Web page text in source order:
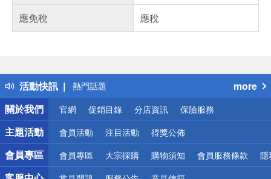
應免稅
應稅
活動快訊
得獎公告
熱門話題
銀行優惠
偏遠地區配送
詐騙網頁！請小心！
more
關於我們
官網 促銷目錄 分店資訊 保險服務
主題活動 會員活動 注目活動 得獎公佈
會員專區 會員專區 大宗採購 購物須知 會員服務條款 隱